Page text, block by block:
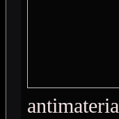
antimateria